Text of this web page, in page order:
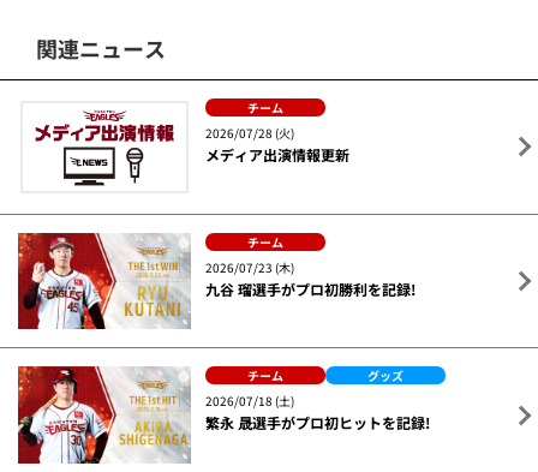
関連ニュース
チーム
2026/07/28 (火)
メディア出演情報更新
チーム
2026/07/23 (木)
九谷 瑠選手がプロ初勝利を記録!
チーム
グッズ
2026/07/18 (土)
繁永 晟選手がプロ初ヒットを記録!